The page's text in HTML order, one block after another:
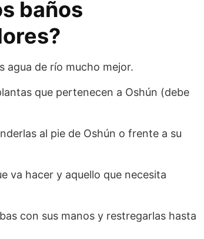
baños
agua de río mucho mejor.
que pertenecen a Oshún (debe
al pie de Oshún o frente a su
va hacer y aquello que necesita
con sus manos y restregarlas hasta